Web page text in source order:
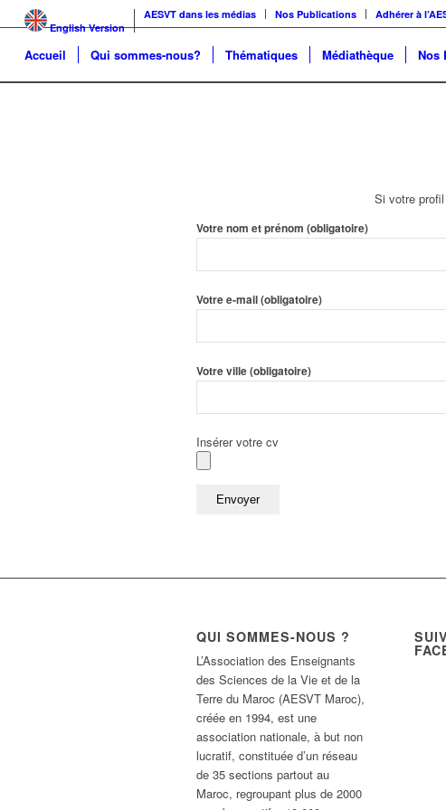
English Version
AESVT dans les médias Nos Publications Adhérer à
Accueil Qui sommes-nous? Thématiques Médiathèque Nos
Si votre
Votre nom et prénom (obligatoire)
Votre e-mail (obligatoire)
Votre ville (obligatoire)
Insérer votre cv
QUI SOMMES-NOUS ?
L’Association des Enseignants
des Sciences de la Vie et de la
Terre du Maroc (AESVT Maroc),
créée en 1994, est une
association nationale, à but non
lucratif, constituée d’un réseau
de 35 sections partout au
Maroc, regroupant plus de 2000